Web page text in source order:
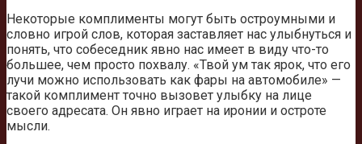
Некоторые комплименты могут быть остроумными и
словно игрой слов, которая заставляет нас улыбнуться и
понять, что собеседник явно нас имеет в виду что-то
большее, чем просто похвалу. «Твой ум так ярок, что его
лучи можно использовать как фары на автомобиле» —
такой комплимент точно вызовет улыбку на лице
своего адресата. Он явно играет на иронии и остроте
мысли.